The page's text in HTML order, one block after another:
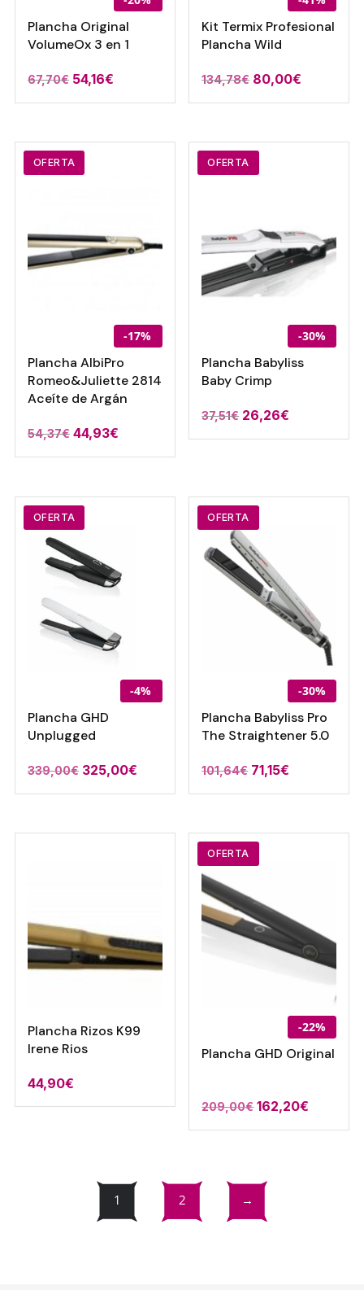
Plancha Original
VolumeOx 3 en 1
67,70€ El
precio
era:
67,70€.
54,16€El
precio
es:
Kit Termix Profesional
Plancha Wild
134,78€ El
precio
era:
80,00€
precio
es:
OFERTA
-17%
Plancha AlbiPro
Romeo&Juliette 2814
Aceíte de Argán
54,37€ El
precio
era:
54,37€.
44,93€El
precio
es:
OFERTA
-30%
Plancha Babyliss
Baby Crimp
37,51€ El
precio
37,51€.
26,26€
precio
26,26€.
OFERTA
-4%
Plancha GHD
Unplugged
339,00€ El
precio
era:
325,00€El
precio
es:
OFERTA
-30%
Plancha Babyliss Pro
The Straightener 5.0
101,64€ El
precio
era:
71,15€
precio
es:
Plancha Rizos K99
Irene Rios
44,90€
OFERTA
-22%
Plancha GHD Original
209,00€ El
precio
209,00€.
162,20€
precio
1 2 →